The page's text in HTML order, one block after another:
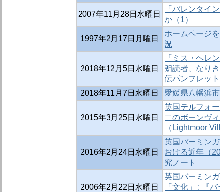
2007年11月28日水曜日
「バレンタイ
か（1）
1997年2月17日月曜日
ホームページ
況
2018年12月5日水曜日
『ミス・ヘレ
朗読者、なり
伝パンフレッ
2018年11月7日水曜日
愛媛県八幡浜
2015年3月25日水曜日
英国テルフォ
二のボーンヴ
（Lightmoor
2016年2月24日水曜日
英国バーミン
おける近年（
究ノート
2006年2月22日水曜日
英国バーミン
「文化」 : 『